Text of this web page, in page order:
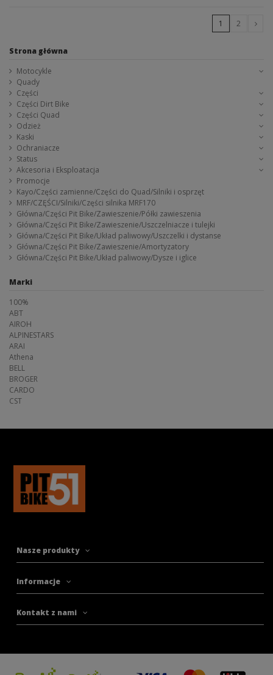
1 2
Strona główna
Motocykle
Quady
Części
Części Dirt Bike
Części Quad
Odzież
Kaski
Ochraniacze
Status
Akcesoria i Eksploatacja
Promocje
Kayo/Części zamienne/Części do Quad/Silniki i osprzęt
MRF/CZĘŚCI/Silniki/Części silnika MRF170
Główna/Części Pit Bike/Zawieszenie/Półki zawieszenia
Główna/Części Pit Bike/Zawieszenie/Uszczelniacze i tulejki
Główna/Części Pit Bike/Układ paliwowy/Uszczelki i dystanse
Główna/Części Pit Bike/Zawieszenie/Amortyzatory
Główna/Części Pit Bike/Układ paliwowy/Dysze i iglice
Marki
100%
ABT
AIROH
ALPINESTARS
ARAI
Athena
BELL
BROGER
CARDO
CST
Nasze produkty
Informacje
Kontakt z nami